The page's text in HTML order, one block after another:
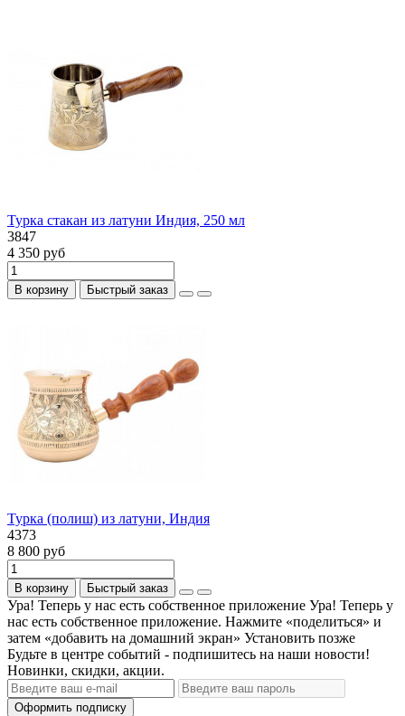
Турка стакан из латуни Индия, 250 мл
3847
4 350 руб
В корзину Быстрый заказ
Турка (полиш) из латуни, Индия
4373
8 800 руб
В корзину Быстрый заказ
Ура! Теперь у нас есть собственное приложение Ура! Теперь у
нас есть собственное приложение. Нажмите «поделиться» и
затем «добавить на домашний экран» Установить позже
Будьте в центре событий - подпишитесь на наши новости!
Новинки, скидки, акции.
Оформить подписку